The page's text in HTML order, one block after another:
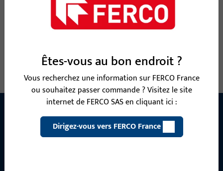
totale 6 000 mm
CONTACT
Êtes-vous au bon endroit ?
Vous recherchez une information sur FERCO France
ou souhaitez passer commande ? Visitez le site
internet de FERCO SAS en cliquant ici :
Dirigez-vous vers FERCO France